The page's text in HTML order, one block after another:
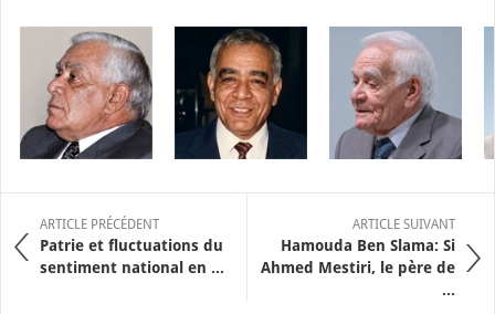
ARTICLE PRÉCÉDENT
Patrie et fluctuations du
sentiment national en ...
ARTICLE SUIVANT
Hamouda Ben Slama: Si
Ahmed Mestiri, le père de
...